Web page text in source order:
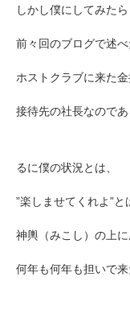
しかし僕にしてみたら
前々回のブログで述べ
ホストクラブに来た金
接待先の社長なのであ
るに僕の状況とは、
”楽しませてくれよ”と
神輿（みこし）の上
何年も何年も担いで来